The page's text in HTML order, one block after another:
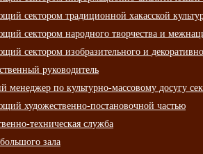
сектором традиционной хакасской
сектором народного творчества и
сектором изобразительного и
руководитель
менеджер по культурно-массовому досугу
художественно-постановочной частью
техническая служба
зала